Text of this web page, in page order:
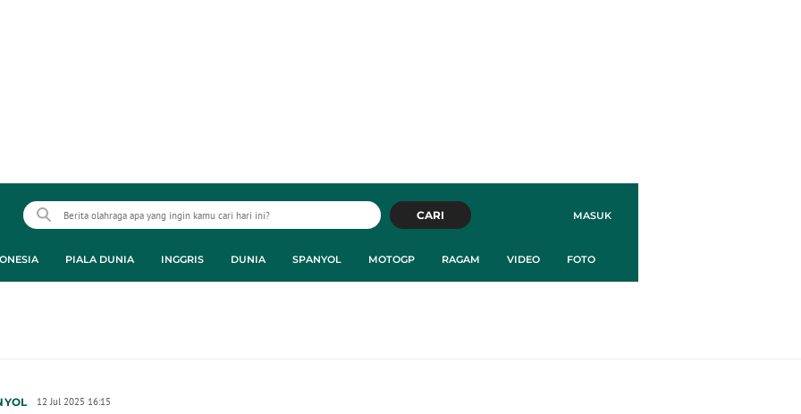
MASUK
CARI
PIALA DUNIA INGGRIS DUNIA SPANYOL MOTOGP RAGAM VIDEO FOTO
12 Jul 2025 16:15